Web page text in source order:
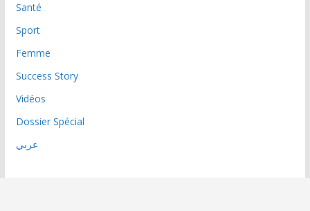
Santé
Sport
Femme
Success Story
Vidéos
Dossier Spécial
عربي